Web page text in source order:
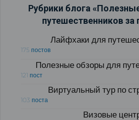
Рубрики блога
путешественников за
Лайфхаки для
175 постов
Полезные обзоры для
121 пост
Виртуальный тур по
103 поста
Визовые